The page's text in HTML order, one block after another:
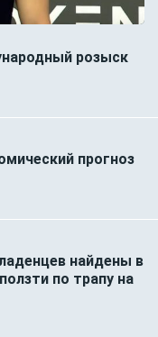
розыск
прогноз
найдены в
по трапу на